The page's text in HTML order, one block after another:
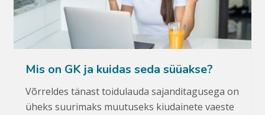
Mis on GK ja kuidas seda süüakse?
Võrreldes tänast toidulauda sajanditagusega on
üheks suurimaks muutuseks kiudainete vaeste